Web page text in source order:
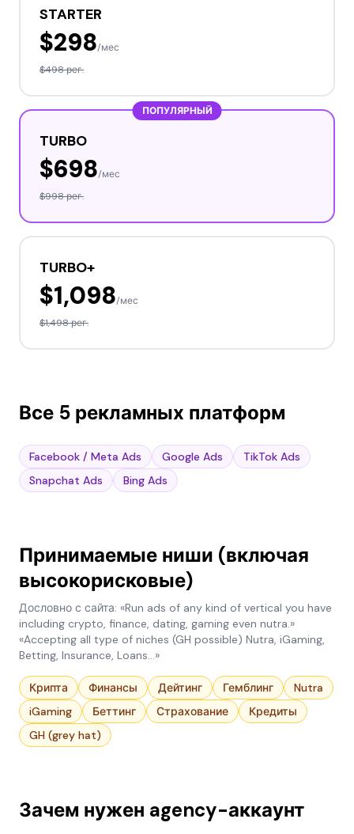
STARTER
$298/мес
$498рег.
ПОПУЛЯРНЫЙ
TURBO
$698/мес
$998рег.
TURBO+
$1,098/мес
$1,498рег.
Все 5 рекламных платформ
Facebook / Meta Ads Google Ads
TikTok Ads
Snapchat Ads
Bing Ads
Принимаемые ниши (включая
высокорисковые)
Дословно с сайта: «Run ads of any kind of vertical you have
including crypto, finance, dating, gaming even nutra.»
«Accepting all type of niches (GH possible) Nutra, iGaming,
Betting, Insurance, Loans...»
Крипта Финансы Дейтинг Гемблинг
Nutra
iGaming
Беттинг Страхование
Кредиты
GH (grey hat)
Зачем нужен agency-аккаунт